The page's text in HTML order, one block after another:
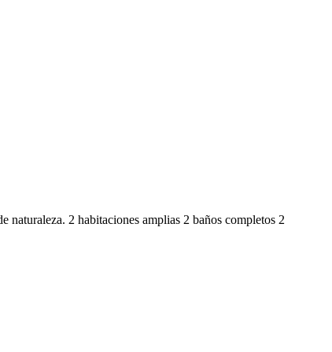
naturaleza. 2 habitaciones amplias 2 baños completos 2